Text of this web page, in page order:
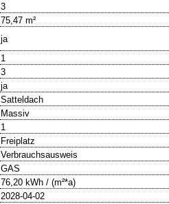
3
75,47 m²
ja
1
3
ja
Satteldach
Massiv
1
Freiplatz
Verbrauchsausweis
GAS
76,20 kWh / (m²*a)
2028-04-02